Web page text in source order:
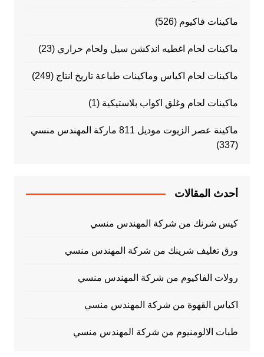
ماكينات فاكيوم (526)
ماكينات لحام اغطيه اندكشن سيل ولحام حراري (23)
ماكينات لحام اكياس وماكينات طباعة تاريخ انتاج (249)
ماكينات لحام وغلق اكواب بلاستيكية (1)
ماكينة عصر الزيوت موديل 811 ماركة المهندس منسي
(337)
أحدث المقالات
كيس شرنك من شركة المهندس منسي
ورق تغليف شرينك من شركة المهندس منسي
رولات الفاكيوم من شركة المهندس منسي
اكياس القهوة من شركة المهندس منسي
طبات الالومنيوم من شركة المهندس منسي